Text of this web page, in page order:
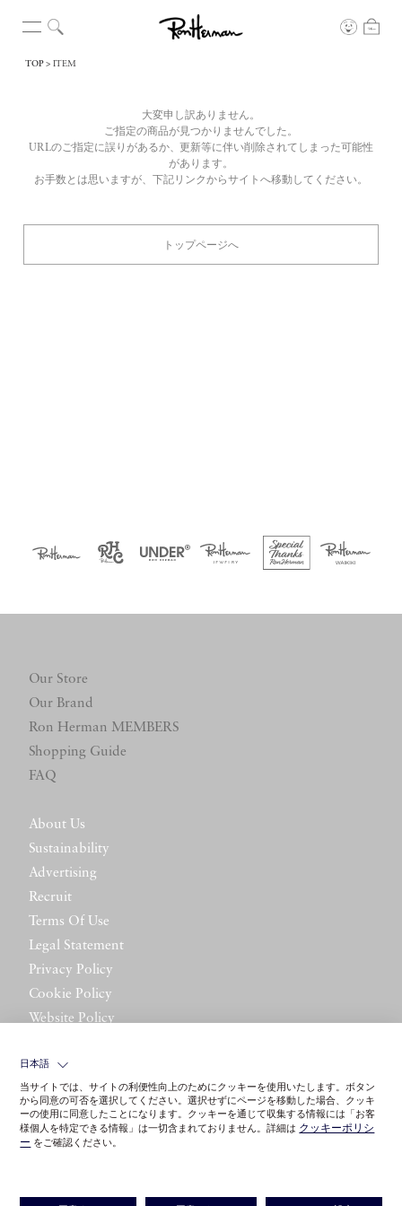
TOP ITEM
大変申し訳ありません。
ご指定の商品が見つかりませんでした。
URLのご指定に誤りがあるか、更新等に伴い削除されてしまった可能性
があります。
お手数とは思いますが、下記リンクからサイトへ移動してください。
トップページへ
Our Store
Our Brand
Ron Herman MEMBERS
Shopping Guide
FAQ
About Us
Sustainability
Advertising
Recruit
Terms Of Use
Legal Statement
Privacy Policy
Cookie Policy
Website Policy
日本語
当サイトでは、サイトの利便性向上のためにクッキーを使用いたします。ボタン
から同意の可否を選択してください。選択せずにページを移動した場合、クッキ
ーの使用に同意したことになります。クッキーを通じて収集する情報には「お客
様個人を特定できる情報」は一切含まれておりません。詳細は クッキーポリシ
ー をご確認ください。